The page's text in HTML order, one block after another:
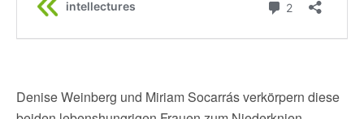
Denise Weinberg und Miriam Socarrás verkörpern diese